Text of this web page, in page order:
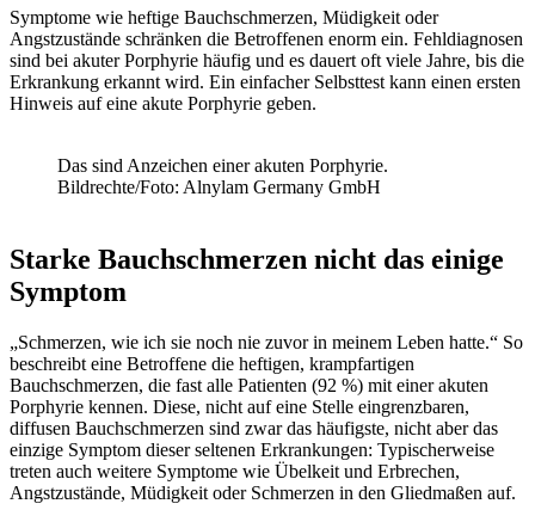
Symptome wie heftige Bauchschmerzen, Müdigkeit oder
Angstzustände schränken die Betroffenen enorm ein. Fehldiagnosen
sind bei akuter Porphyrie häufig und es dauert oft viele Jahre, bis die
Erkrankung erkannt wird. Ein einfacher Selbsttest kann einen ersten
Hinweis auf eine akute Porphyrie geben.
Das sind Anzeichen einer akuten Porphyrie.
Bildrechte/Foto: Alnylam Germany GmbH
Starke Bauchschmerzen nicht das einige
Symptom
„Schmerzen, wie ich sie noch nie zuvor in meinem Leben hatte.“ So
beschreibt eine Betroffene die heftigen, krampfartigen
Bauchschmerzen, die fast alle Patienten (92 %) mit einer akuten
Porphyrie kennen. Diese, nicht auf eine Stelle eingrenzbaren,
diffusen Bauchschmerzen sind zwar das häufigste, nicht aber das
einzige Symptom dieser seltenen Erkrankungen: Typischerweise
treten auch weitere Symptome wie Übelkeit und Erbrechen,
Angstzustände, Müdigkeit oder Schmerzen in den Gliedmaßen auf.